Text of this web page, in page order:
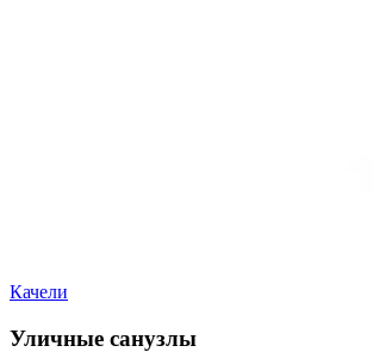
Качели
Уличные санузлы